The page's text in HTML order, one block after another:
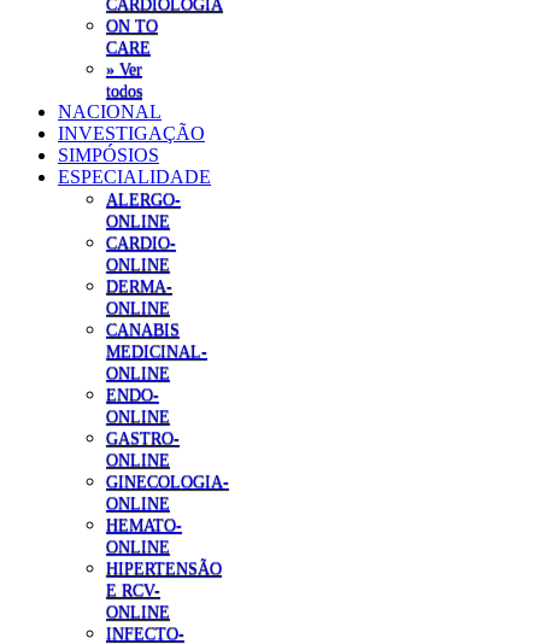
ON TO
CARE
» Ver
todos
NACIONAL
INVESTIGAÇÃO
SIMPÓSIOS
ESPECIALIDADE
ALERGO-
ONLINE
CARDIO-
ONLINE
DERMA-
ONLINE
CANABIS
MEDICINAL-
ONLINE
ENDO-
ONLINE
GASTRO-
ONLINE
GINECOLOGIA-
ONLINE
HEMATO-
ONLINE
HIPERTENSÃO
E RCV-
ONLINE
INFECTO-